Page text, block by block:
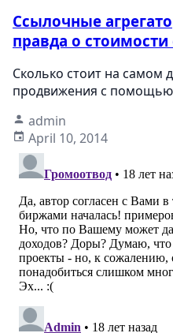
Ссылочные
правда о
Сколько стоит на самом
продвижения с помощью
admin
April 10, 2014